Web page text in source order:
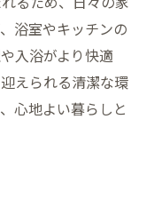
浴室やキッチンの
入浴がより快適
えられる清潔な環
心地よい暮らしと